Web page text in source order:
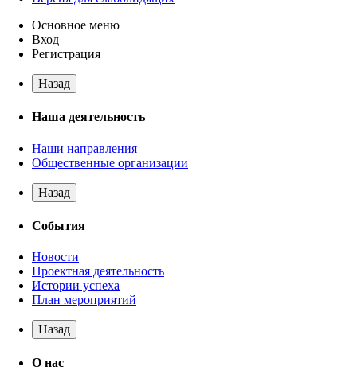
Основное меню
Вход
Регистрация
Назад
Наша деятельность
Наши направления
Общественные организации
Назад
События
Новости
Проектная деятельность
Истории успеха
План мероприятий
Назад
О нас